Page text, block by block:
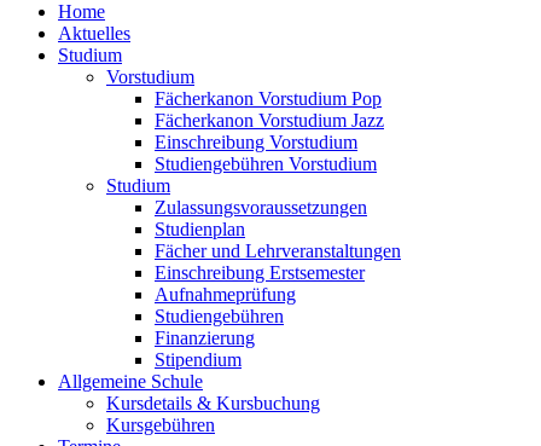
Home
Aktuelles
Studium
Vorstudium
Fächerkanon Vorstudium Pop
Fächerkanon Vorstudium Jazz
Einschreibung Vorstudium
Studiengebühren Vorstudium
Studium
Zulassungsvoraussetzungen
Studienplan
Fächer und Lehrveranstaltungen
Einschreibung Erstsemester
Aufnahmeprüfung
Studiengebühren
Finanzierung
Stipendium
Allgemeine Schule
Kursdetails & Kursbuchung
Kursgebühren